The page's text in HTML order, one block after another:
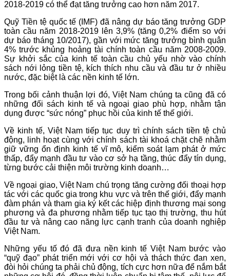
2018-2019 có thể đạt tăng trưởng cao hơn năm 2017.
Quỹ Tiền tệ quốc tế (IMF) đã nâng dự báo tăng trưởng GDP
toàn cầu năm 2018-2019 lên 3,9% (tăng 0,2% điểm so với
dự báo tháng 10/2017), gần với mức tăng trưởng bình quân
4% trước khủng hoảng tài chính toàn cầu năm 2008-2009.
Sự khởi sắc của kinh tế toàn cầu chủ yếu nhờ vào chính
sách nới lỏng tiền tệ, kích thích nhu cầu và đầu tư ở nhiều
nước, đặc biệt là các nền kinh tế lớn.
Trong bối cảnh thuận lợi đó, Việt Nam chúng ta cũng đã có
những đối sách kinh tế và ngoại giao phù hợp, nhằm tận
dụng được “sức nóng” phục hồi của kinh tế thế giới.
Về kinh tế, Việt Nam tiếp tục duy trì chính sách tiền tệ chủ
động, linh hoạt cùng với chính sách tài khoá chặt chẽ nhằm
giữ vững ổn định kinh tế vĩ mô, kiểm soát lạm phát ở mức
thấp, đẩy mạnh đầu tư vào cơ sở hạ tầng, thúc đẩy tín dụng,
từng bước cải thiện môi trường kinh doanh…
Về ngoại giao, Việt Nam chú trọng tăng cường đối thoại hợp
tác với các quốc gia trong khu vực và trên thế giới, đẩy mạnh
đàm phán và tham gia ký kết các hiệp định thương mại song
phương và đa phương nhằm tiếp tục tạo thị trường, thu hút
đầu tư và nâng cao năng lực cạnh tranh của doanh nghiệp
Việt Nam.
Những yếu tố đó đã đưa nền kinh tế Việt Nam bước vào
“quỹ đạo” phát triển mới với cơ hội và thách thức đan xen,
đòi hỏi chúng ta phải chủ động, tích cực hơn nữa để nắm bắt